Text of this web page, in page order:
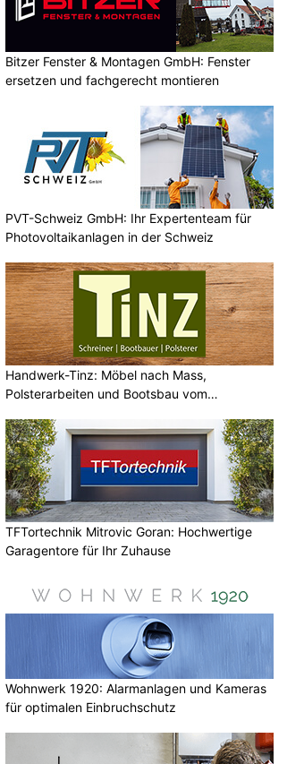
Bitzer Fenster & Montagen GmbH: Fenster
ersetzen und fachgerecht montieren
PVT-Schweiz GmbH: Ihr Expertenteam für
Photovoltaikanlagen in der Schweiz
Handwerk-Tinz: Möbel nach Mass,
Polsterarbeiten und Bootsbau vom
TFTortechnik Mitrovic Goran: Hochwertige
Garagentore für Ihr Zuhause
Wohnwerk 1920: Alarmanlagen und Kameras
für optimalen Einbruchschutz